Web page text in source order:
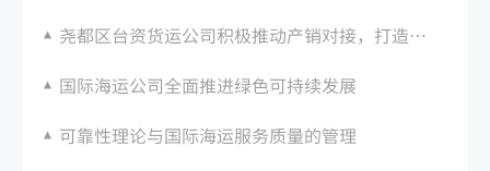
尧都区台资货运公司积极推动产销对接，打造国际海运货物交流平台
国际海运公司全面推进绿色可持续发展
可靠性理论与国际海运服务质量的管理